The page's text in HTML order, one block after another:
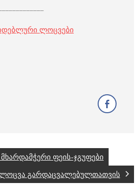
ლოცვები
ფეის-ჯგუფები
გარდაცვალებულთათვის